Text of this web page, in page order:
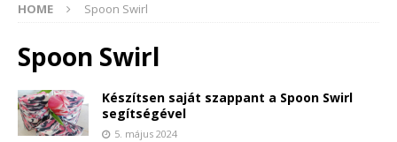
HOME Spoon Swirl
Spoon Swirl
Készítsen saját szappant a Spoon Swirl
segítségével
5. május 2024